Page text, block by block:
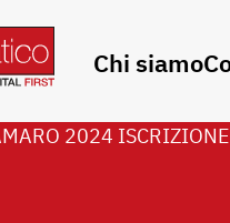
Chi siamo
2024